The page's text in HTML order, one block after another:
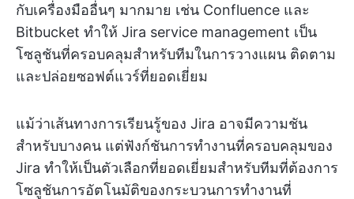
กับเครื่องมืออื่นๆ มากมาย เช่น Confluence และ
Bitbucket ทำให้ Jira service management เป็น
โซลูชันที่ครอบคลุมสำหรับทีมในการวางแผน ติดตาม
และปล่อยซอฟต์แวร์ที่ยอดเยี่ยม
แม้ว่าเส้นทางการเรียนรู้ของ Jira อาจมีความชัน
สำหรับบางคน แต่ฟังก์ชันการทำงานที่ครอบคลุมของ
Jira ทำให้เป็นตัวเลือกที่ยอดเยี่ยมสำหรับทีมที่ต้องการ
โซลูชันการอัตโนมัติของกระบวนการทำงานที่